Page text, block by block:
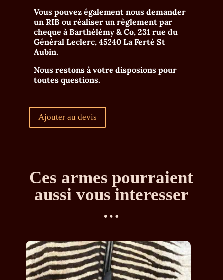
Vous pouvez également nous demander
un RIB ou réaliser un règlement par
cheque àBarthélémy & Co, 231 rue du
Général Leclerc, 45240 La Ferté St
Aubin.
Nous restons à votre disposions pour
toutes questions.
Ajouter au devis
Ces armes pourraient
aussi vous interesser
…